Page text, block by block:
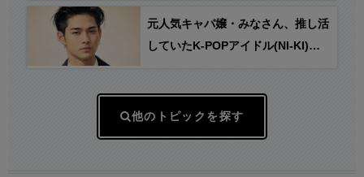
元人気キャバ嬢・みなさん、推し活
していたK-POPアイドル(NI-KI)の
表とのフェイク情報が拡散
他のトピックを探す